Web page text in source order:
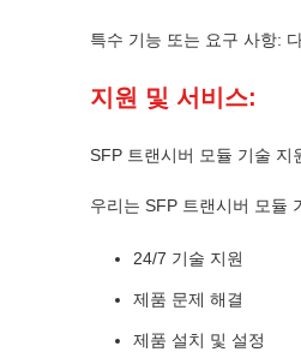
특수 기능 또는 요구 사항:
지원 및 서비스:
SFP 트랜시버 모듈 기술 지
우리는 SFP 트랜시버 모듈
24/7 기술 지원
제품 문제 해결
제품 설치 및 설정